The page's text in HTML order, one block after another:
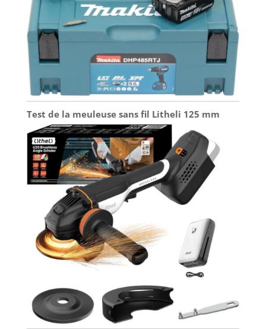
rapidement un grand projet, la scie sabre à
batterie est l'outil idéal pour couper une variété
de matériaux.
Test de la meuleuse sans fil Litheli 125 mm